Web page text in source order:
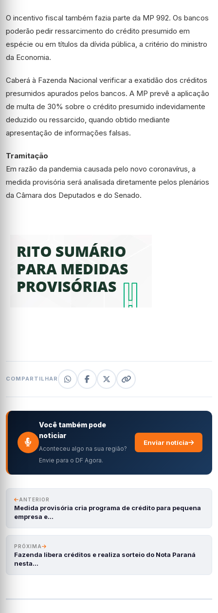
O incentivo fiscal também fazia parte da MP 992. Os bancos
poderão pedir ressarcimento do crédito presumido em
espécie ou em títulos da dívida pública, a critério do ministro
da Economia.
Caberá à Fazenda Nacional verificar a exatidão dos créditos
presumidos apurados pelos bancos. A MP prevê a aplicação
de multa de 30% sobre o crédito presumido indevidamente
deduzido ou ressarcido, quando obtido mediante
apresentação de informações falsas.
Tramitação
Em razão da pandemia causada pelo novo coronavírus, a
medida provisória será analisada diretamente pelos plenários
da Câmara dos Deputados e do Senado.
COMPARTILHAR
Você também pode
noticiar
Aconteceu algo na sua região?
Envie para o DF Agora.
Enviar notícia
ANTERIOR
Medida provisória cria programa de crédito para pequena
empresa e…
PRÓXIMA
Fazenda libera créditos e realiza sorteio do Nota Paraná
nesta…